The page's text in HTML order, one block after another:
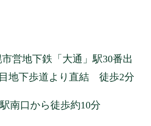
営地下鉄「大通」駅30番出
地下歩道より直結 徒歩2分
南口から徒歩約10分